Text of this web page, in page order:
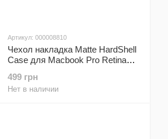
Артикул: 000008810
Чехол накладка Matte HardShell
Case для Macbook Pro Retina
499 грн
Нет в наличии